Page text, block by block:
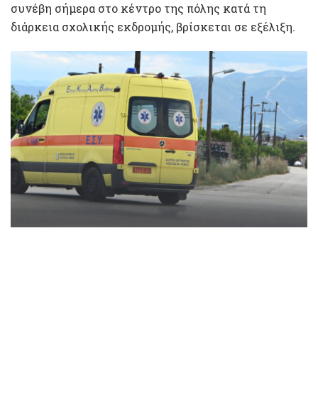
συνέβη σήμερα στο κέντρο της πόλης κατά τη
διάρκεια σχολικής εκδρομής, βρίσκεται σε εξέλιξη.